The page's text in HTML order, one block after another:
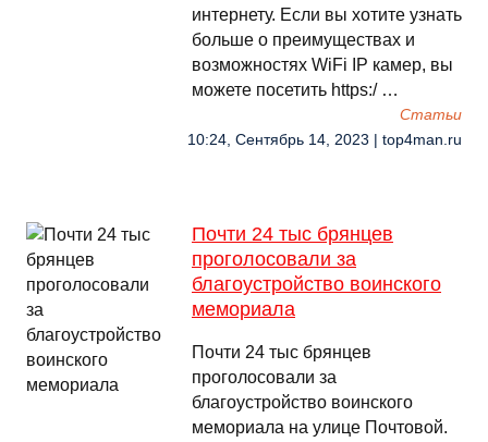
интернету. Если вы хотите узнать
больше о преимуществах и
возможностях WiFi IP камер, вы
можете посетить https:/ …
Cтатьи
10:24, Сентябрь 14, 2023 | top4man.ru
Почти 24 тыс брянцев
проголосовали за
благоустройство воинского
мемориала
Почти 24 тыс брянцев
проголосовали за
благоустройство воинского
мемориала на улице Почтовой.